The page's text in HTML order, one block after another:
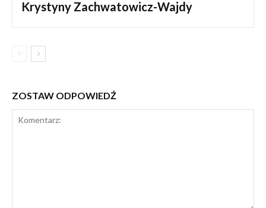
Krystyny Zachwatowicz-Wajdy
ZOSTAW ODPOWIEDŹ